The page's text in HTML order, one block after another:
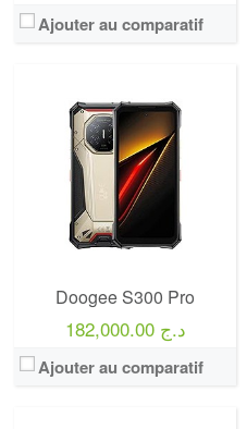
Ajouter au comparatif
Doogee S300 Pro
182,000.00 د.ج
Ajouter au comparatif